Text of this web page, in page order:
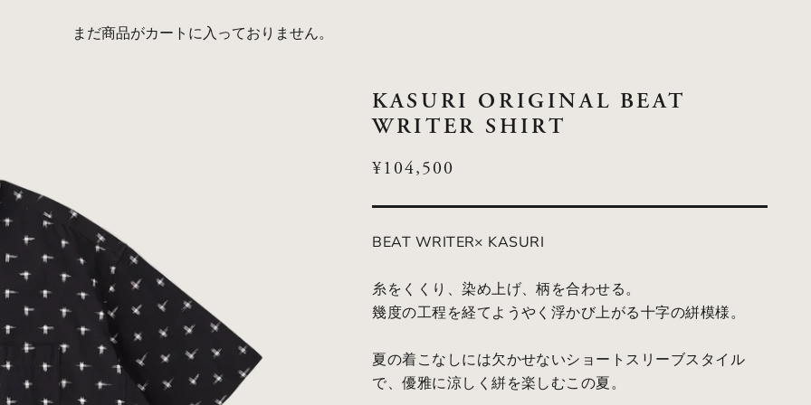
まだ商品がカートに入っておりません。
KASURI ORIGINAL BEAT
WRITER SHIRT
SALE PRICE
¥104,500
BEAT WRITER× KASURI
糸をくくり、染め上げ、柄を合わせる。
幾度の工程を経てようやく浮かび上がる十字の絣模様。
夏の着こなしには欠かせないショートスリーブスタイル
で、優雅に涼しく絣を楽しむこの夏。